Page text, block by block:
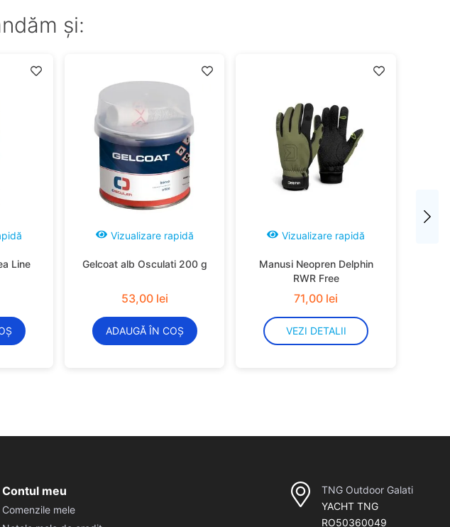
și:
Line
Vizualizare rapidă
Gelcoat alb Osculati 200 g
53,00 lei
ADAUGĂ ÎN COȘ
Vizualizare rapidă
Manusi Neopren Delphin
RWR Free
71,00 lei
VEZI DETALII
Contul meu
Comenzile mele
TNG Outdoor Galati
YACHT TNG
RO50360049